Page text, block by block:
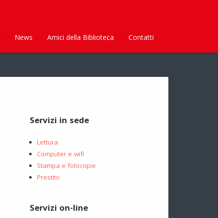
News Amici della Biblioteca Contatti
Servizi in sede
Lettura
Computer e wifi
Stampa e fotocopie
Prestito
Servizi on-line